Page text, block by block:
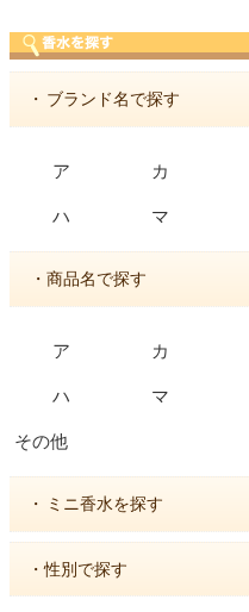
・ ブランド名で探す
ア カ
ハ マ
・商品名で探す
ア カ
ハ マ
その他
・ ミニ香水を探す
・性別で探す